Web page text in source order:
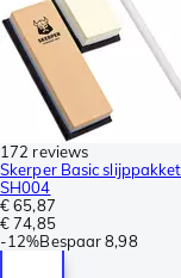
172 reviews
Skerper Basic
SH004
€ 65,87
€ 74,85
-12%Bespaar 8,98